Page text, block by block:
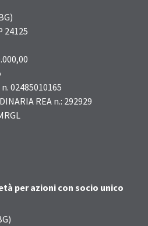
24125
02485010165
REA n.: 292929
per azioni con socio unico